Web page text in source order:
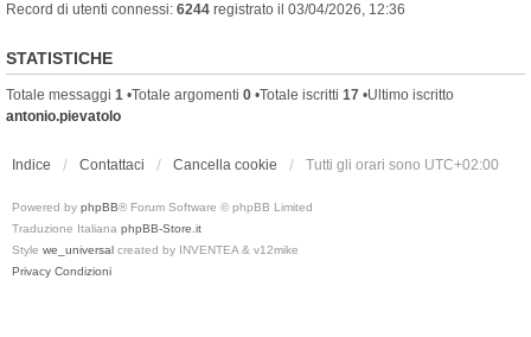
Record di utenti connessi: 6244 registrato il 03/04/2026, 12:36
STATISTICHE
Totale messaggi 1 •Totale argomenti 0 •Totale iscritti 17 •Ultimo iscritto
antonio.pievatolo
Indice Contattaci Cancella cookie Tutti gli orari sono UTC+02:00
Powered by phpBB® Forum Software © phpBB Limited
Traduzione Italiana phpBB-Store.it
Style we_universal created by INVENTEA & v12mike
Privacy Condizioni